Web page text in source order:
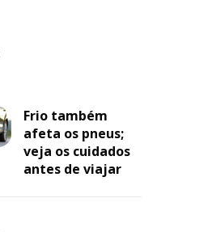
Frio também
afeta os pneus;
veja os cuidados
antes de viajar